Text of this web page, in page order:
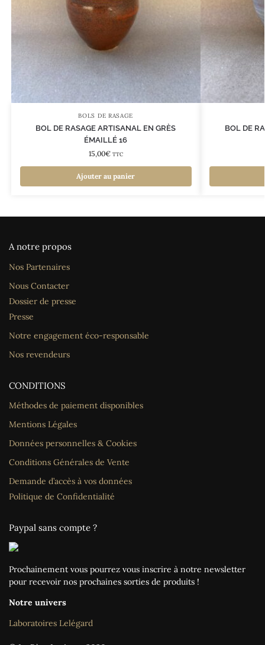
BOLS DE RASAGE
BOL DE RASAGE ARTISANAL EN GRÈS
ÉMAILLÉ 16
15,00€ TTC
Ajouter au panier
BOL DE
A notre propos
Nos Partenaires
Nous Contacter
Dossier de presse
Presse
Notre engagement éco-responsable
Nos revendeurs
CONDITIONS
Méthodes de paiement disponibles
Mentions Légales
Données personnelles & Cookies
Conditions Générales de Vente
Demande d’accès à vos données
Politique de Confidentialité
Paypal sans compte ?
Prochainement vous pourrez vous inscrire à notre newsletter
pour recevoir nos prochaines sorties de produits !
Notre univers
Laboratoires Lelégard